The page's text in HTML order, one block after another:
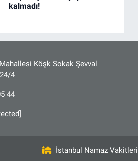
kalmadı!
Köşk Sokak Şevval
4
44
İstanbul Namaz Vakitleri